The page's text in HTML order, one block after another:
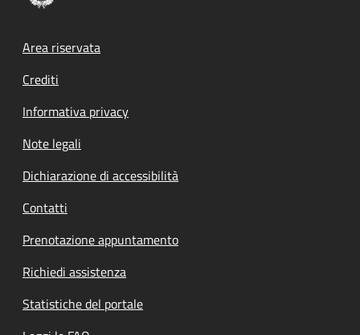
Footer menu
Area riservata
Crediti
Informativa privacy
Note legali
Dichiarazione di accessibilità
Contatti
Prenotazione appuntamento
Richiedi assistenza
Statistiche del portale